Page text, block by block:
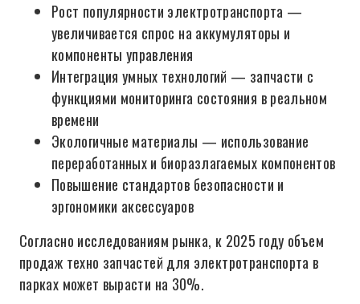
Рост популярности электротранспорта —
увеличивается спрос на аккумуляторы и
компоненты управления
Интеграция умных технологий — запчасти с
функциями мониторинга состояния в реальном
времени
Экологичные материалы — использование
переработанных и биоразлагаемых компонентов
Повышение стандартов безопасности и
эргономики аксессуаров
Согласно исследованиям рынка, к 2025 году объем
продаж техно запчастей для электротранспорта в
парках может вырасти на 30%.